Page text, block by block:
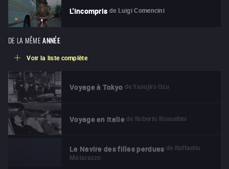
L'Incompris de Luigi Comencini
DE LA MÊME ANNÉE
Voir la liste complète
Voyage à Tokyo de Yasujirō Ozu
Voyage en Italie de Roberto Rossellini
Le Navire des filles perdues de Raffaello
Matarazzo